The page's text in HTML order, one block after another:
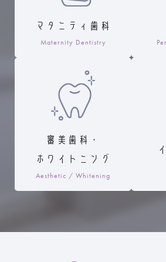
マタニティ歯科
Maternity Dentistry
審美歯科・
ホワイトニング
Aesthetic / Whitening